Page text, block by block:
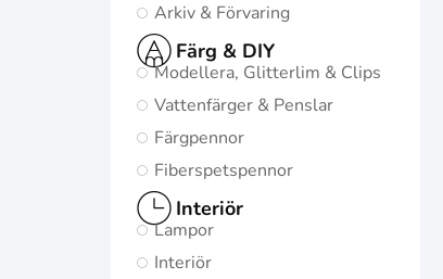
Arkiv & Förvaring
Färg & DIY
Modellera, Glitterlim & Clips
Vattenfärger & Penslar
Färgpennor
Fiberspetspennor
Interiör
Lampor
Interiör